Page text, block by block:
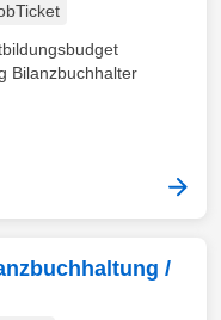
Bilanzbuchhalter
/